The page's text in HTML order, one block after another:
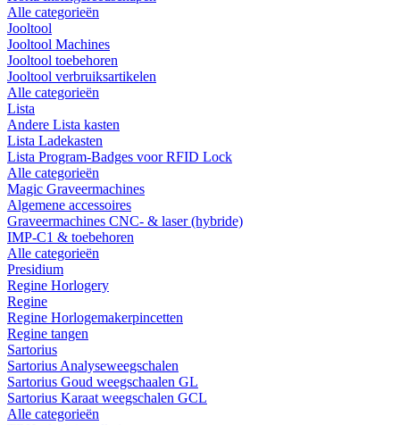
Alle categorieën
Jooltool
Jooltool Machines
Jooltool toebehoren
Jooltool verbruiksartikelen
Alle categorieën
Lista
Andere Lista kasten
Lista Ladekasten
Lista Program-Badges voor RFID Lock
Alle categorieën
Magic Graveermachines
Algemene accessoires
Graveermachines CNC- & laser (hybride)
IMP-C1 & toebehoren
Alle categorieën
Presidium
Regine Horlogery
Regine
Regine Horlogemakerpincetten
Regine tangen
Sartorius
Sartorius Analyseweegschalen
Sartorius Goud weegschaalen GL
Sartorius Karaat weegschalen GCL
Alle categorieën